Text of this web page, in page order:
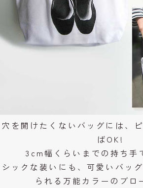
穴を開けたくないバッグには、
ばOK!
3cm幅くらいまでの持ち手
シックな装いにも、可愛いバッ
られる万能カラーのブロ